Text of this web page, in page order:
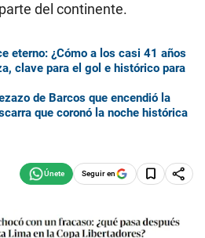
del continente.
eterno: ¿Cómo a los casi 41 años
clave para el gol e histórico para
de Barcos que encendió la
que coronó la noche histórica
Seguir en